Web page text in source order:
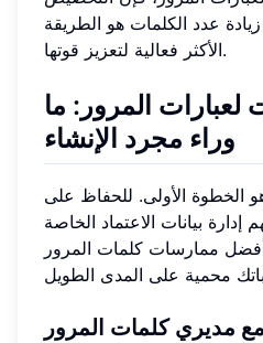
عدد الكلمات هو الطريقة
الأكثر فعالية لتعزيز قوتها.
المرور: ما
وراء مجرد الإنشاء
الخطوة الأولى. للحفاظ على
بيانات الاعتماد الخاصة
ممارسات كلمات المرور
مديري كلمات المرور